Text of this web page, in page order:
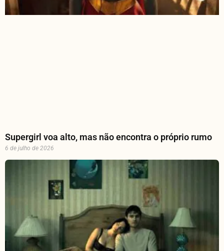
Supergirl voa alto, mas não encontra o próprio rumo
6 de julho de 2026